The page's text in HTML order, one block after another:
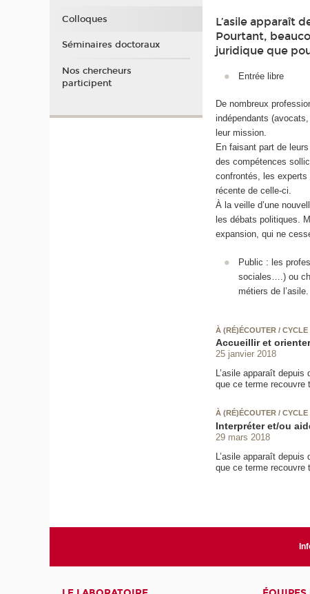
L’asile apparaît
Pourtant,
juridique que
Entrée libre
De nombreux
indépendants
leur mission.
En faisant part de
des compétences
confrontés, les experts
récente de celle-ci.
À la veille d’une
les débats politiques.
expansion, qui ne
Public : les
sociales….) ou
métiers de l’asile.
À (RÉ)ÉCOUTER /
Accueillir et
25 janvier 2018
L’asile apparaît
que ce terme recouvre
À (RÉ)ÉCOUTER /
Interpréter et/ou
29 mars 2018
L’asile apparaît
que ce terme recouvre
Colloques
Séminaires doctoraux
Nos chercheurs
participent